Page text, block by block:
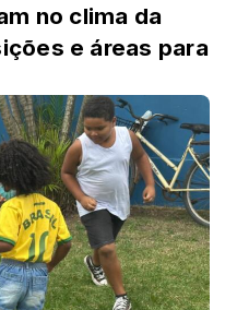
no clima da
e áreas para